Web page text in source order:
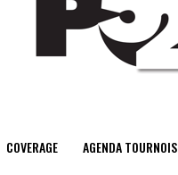
COVERAGE AGENDA TOURNOIS